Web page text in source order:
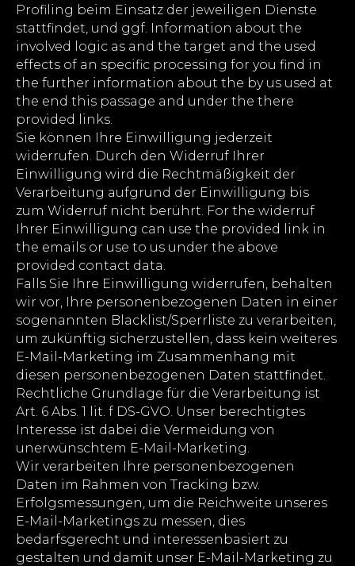
Profiling beim Einsatz der jeweiligen Dienste
stattfindet, und ggf. Information about the
involved logic as and the target and the used
effects of an specific processing for you find in
the further information about the by us used at
the end this passage and under the there
provided links.
Sie können Ihre Einwilligung jederzeit
widerrufen. Durch den Widerruf Ihrer
Einwilligung wird die Rechtmäßigkeit der
Verarbeitung aufgrund der Einwilligung bis
zum Widerruf nicht berührt. For the widerruf
Ihrer Einwilligung can use the provided link in
the emails or use to us under the above
provided contact data.
Falls Sie Ihre Einwilligung widerrufen, behalten
wir vor, Ihre personenbezogenen Daten in einer
sogenannten Blacklist/Sperrliste zu verarbeiten,
um zukünftig sicherzustellen, dass kein weiteres
E-Mail-Marketing im Zusammenhang mit
diesen personenbezogenen Daten stattfindet.
Rechtliche Grundlage für die Verarbeitung ist
Art. 6 Abs. 1 lit. f DS-GVO. Unser berechtigtes
Interesse ist dabei die Vermeidung von
unerwünschtem E-Mail-Marketing.
Wir verarbeiten Ihre personenbezogenen
Daten im Rahmen von Tracking bzw.
Erfolgsmessungen, um die Reichweite unseres
E-Mail-Marketings zu messen, dies
bedarfsgerecht und interessenbasiert zu
gestalten und damit unser E-Mail-Marketing zu